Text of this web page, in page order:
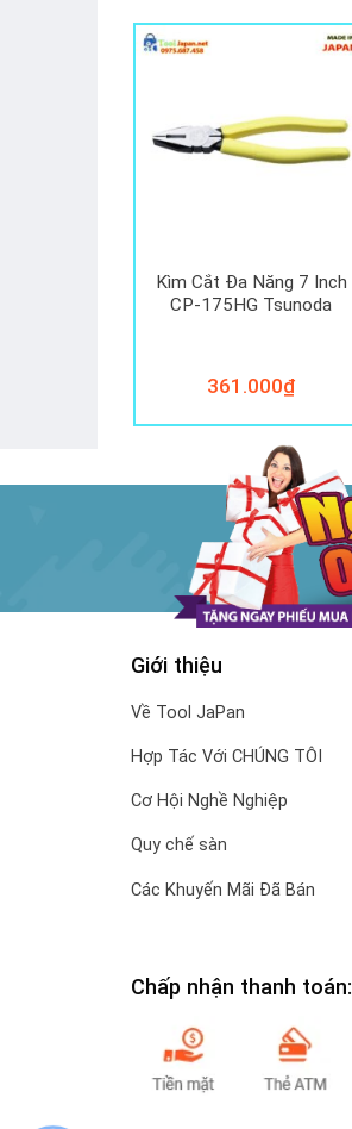
Kìm Cắt Đa Năng 7 Inch
CP-175HG Tsunoda
361.000₫
Giới thiệu
Về Tool JaPan
Hợp Tác Với CHÚNG TÔI
Cơ Hội Nghề Nghiệp
Quy chế sàn
Các Khuyến Mãi Đã Bán
Chấp nhận thanh toán: